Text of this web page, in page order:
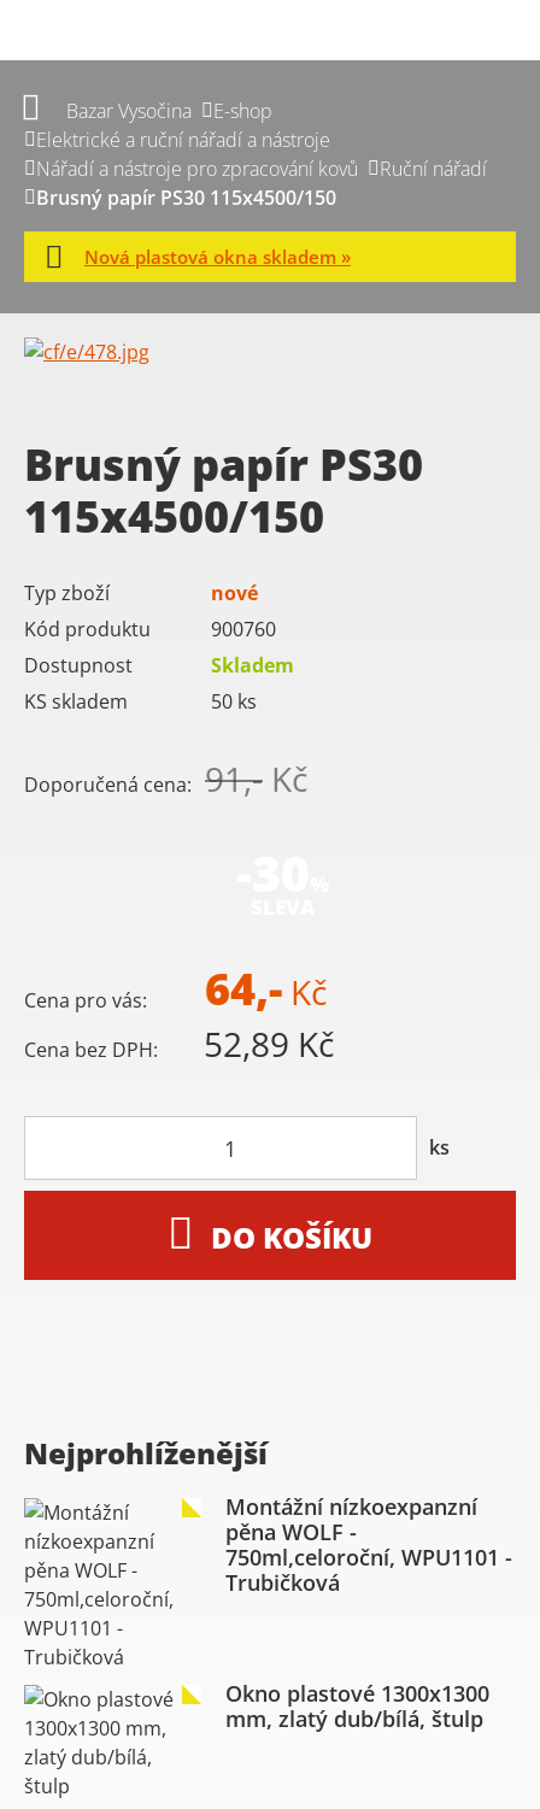
Bazar Vysočina
E-shop
Elektrické a ruční nářadí a nástroje
Nářadí a nástroje pro zpracování kovů
Ruční nářadí
Brusný papír PS30 115x4500/150
Nová plastová okna skladem »
Brusný papír PS30
115x4500/150
Typ zboží
nové
Kód produktu
900760
Dostupnost
Skladem
KS skladem
50 ks
Doporučená cena: 91,- Kč
Cena pro vás: 64,- Kč
Cena bez DPH: 52,89 Kč
ks
DO KOŠÍKU
Nejprohlíženější
Montážní nízkoexpanzní
pěna WOLF -
750ml,celoroční, WPU1101 -
Trubičková
Okno plastové 1300x1300
mm, zlatý dub/bílá, štulp